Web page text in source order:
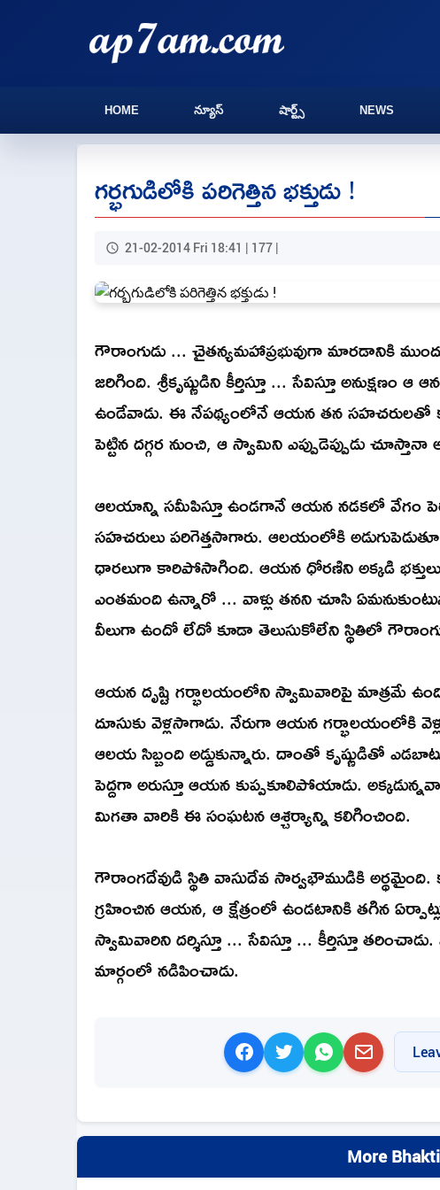
HOME న్యూస్ షార్ట్స్ NEWS
గర్భగుడిలోకి పరిగెత్తిన భక్తుడు !
21-02-2014 Fri 18:41 | 177 |
గౌరాంగుడు ... చైతన్యమహాప్రభువుగా మారడానికి
జరిగింది. శ్రీకృష్ణుడిని కీర్తిస్తూ ... సేవిస్తూ
ఉండేవాడు. ఈ నేపథ్యంలోనే ఆయన తన సహచరులతో
పెట్టిన దగ్గర నుంచి, ఆ స్వామిని ఎప్పుడెప్పుడు
ఆలయాన్ని సమీపిస్తూ ఉండగానే ఆయన నడకలో వేగం
సహచరులు పరిగెత్తసాగారు. ఆలయంలోకి
ధారలుగా కారిపోసాగింది. ఆయన ధోరణిని అక్కడి
ఎంతమంది ఉన్నారో ... వాళ్లు తనని చూసి
వీలుగా ఉందో లేదో కూడా తెలుసుకోలేని స్థితిలో
ఆయన దృష్టి గర్భాలయంలోని స్వామివారిపై మాత్రమే
దూసుకు వెళ్లసాగాడు. నేరుగా ఆయన గర్భాలయంలోకి
ఆలయ సిబ్బంది అడ్డుకున్నారు. దాంతో కృష్ణుడితో
పెద్దగా అరుస్తూ ఆయన కుప్పకూలిపోయాడు.
మిగతా వారికి ఈ సంఘటన ఆశ్చర్యాన్ని కలిగించింది.
గౌరాంగదేవుడి స్థితి వాసుదేవ సార్వభౌముడికి అర్థమైంది.
గ్రహించిన ఆయన, ఆ క్షేత్రంలో ఉండటానికి తగిన
స్వామివారిని దర్శిస్తూ ... సేవిస్తూ ... కీర్తిస్తూ
మార్గంలో నడిపించాడు.
More